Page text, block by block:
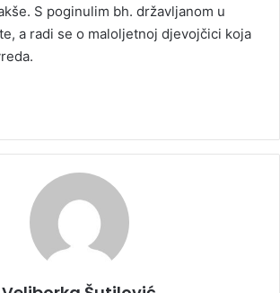
S poginulim bh. državljanom u
a radi se o maloljetnoj djevojčici koja